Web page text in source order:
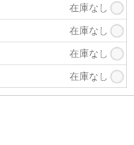
在庫なし
在庫なし
在庫なし
在庫なし